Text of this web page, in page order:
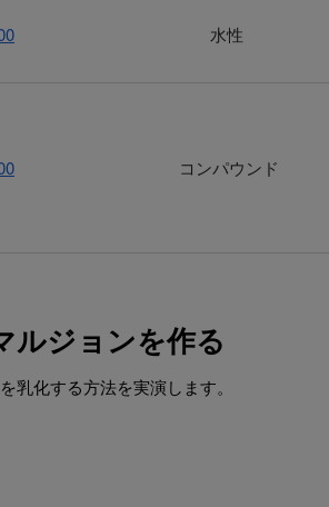
水性
コンパウンド
ルジョンを作る
乳化する方法を実演します。